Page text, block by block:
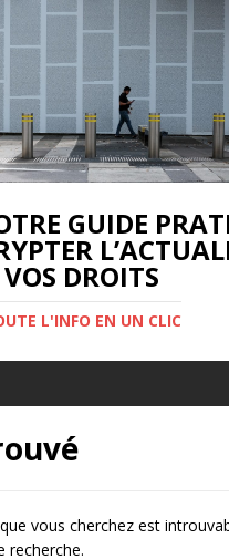
GUIDE
VOS DROITS
L'INFO EN UN CLIC
vous cherchez est
recherche.